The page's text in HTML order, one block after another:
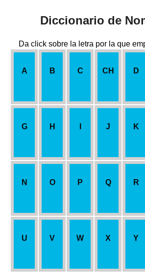
Diccionario de
Da click sobre la letra por la que
A B C CH D
G H J K
N O P Q R
U V W X Y